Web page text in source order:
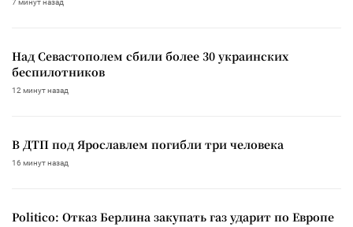
Над Севастополем сбили более 30 украинских
беспилотников
12 минут назад
В ДТП под Ярославлем погибли три человека
16 минут назад
Politico: Отказ Берлина закупать газ ударит по Европе